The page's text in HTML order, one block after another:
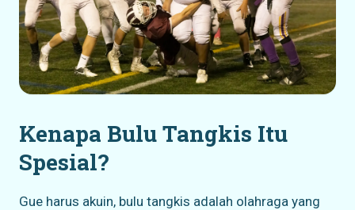
Kenapa Bulu Tangkis Itu
Spesial?
Gue harus akuin, bulu tangkis adalah olahraga yang